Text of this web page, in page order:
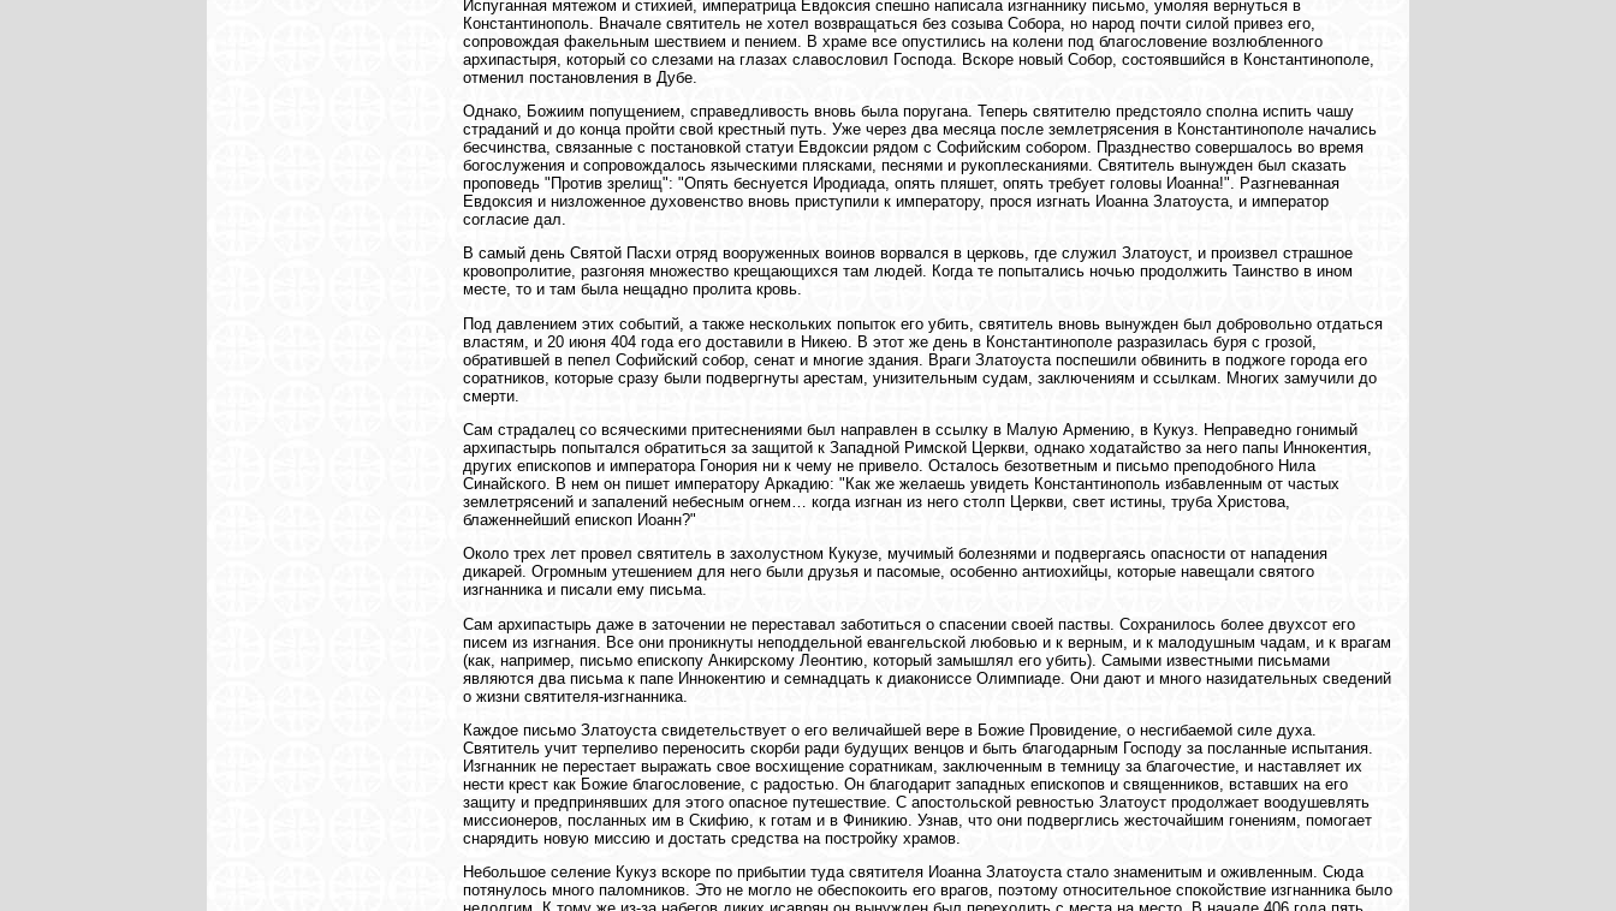
Испуганная мятежом и стихией, императрица Евдоксия спешно написала изгнаннику письмо, умоляя вернуться в
Константинополь. Вначале святитель не хотел возвращаться без созыва Собора, но народ почти силой привез его,
сопровождая факельным шествием и пением. В храме все опустились на колени под благословение возлюбленного
архипастыря, который со слезами на глазах славословил Господа. Вскоре новый Собор, состоявшийся в Константинополе,
отменил постановления в Дубе.
Однако, Божиим попущением, справедливость вновь была поругана. Теперь святителю предстояло сполна испить чашу
страданий и до конца пройти свой крестный путь. Уже через два месяца после землетрясения в Константинополе начались
бесчинства, связанные с постановкой статуи Евдоксии рядом с Софийским собором. Празднество совершалось во время
богослужения и сопровождалось языческими плясками, песнями и рукоплесканиями. Святитель вынужден был сказать
проповедь "Против зрелищ": "Опять беснуется Иродиада, опять пляшет, опять требует головы Иоанна!". Разгневанная
Евдоксия и низложенное духовенство вновь приступили к императору, прося изгнать Иоанна Златоуста, и император
согласие дал.
В самый день Святой Пасхи отряд вооруженных воинов ворвался в церковь, где служил Златоуст, и произвел страшное
кровопролитие, разгоняя множество крещающихся там людей. Когда те попытались ночью продолжить Таинство в ином
месте, то и там была нещадно пролита кровь.
Под давлением этих событий, а также нескольких попыток его убить, святитель вновь вынужден был добровольно отдаться
властям, и 20 июня 404 года его доставили в Никею. В этот же день в Константинополе разразилась буря с грозой,
обратившей в пепел Софийский собор, сенат и многие здания. Враги Златоуста поспешили обвинить в поджоге города его
соратников, которые сразу были подвергнуты арестам, унизительным судам, заключениям и ссылкам. Многих замучили до
смерти.
Сам страдалец со всяческими притеснениями был направлен в ссылку в Малую Армению, в Кукуз. Неправедно гонимый
архипастырь попытался обратиться за защитой к Западной Римской Церкви, однако ходатайство за него папы Иннокентия,
других епископов и императора Гонория ни к чему не привело. Осталось безответным и письмо преподобного Нила
Синайского. В нем он пишет императору Аркадию: "Как же желаешь увидеть Константинополь избавленным от частых
землетрясений и запалений небесным огнем… когда изгнан из него столп Церкви, свет истины, труба Христова,
блаженнейший епископ Иоанн?"
Около трех лет провел святитель в захолустном Кукузе, мучимый болезнями и подвергаясь опасности от нападения
дикарей. Огромным утешением для него были друзья и пасомые, особенно антиохийцы, которые навещали святого
изгнанника и писали ему письма.
Сам архипастырь даже в заточении не переставал заботиться о спасении своей паствы. Сохранилось более двухсот его
писем из изгнания. Все они проникнуты неподдельной евангельской любовью и к верным, и к малодушным чадам, и к врагам
(как, например, письмо епископу Анкирскому Леонтию, который замышлял его убить). Самыми известными письмами
являются два письма к папе Иннокентию и семнадцать к диакониссе Олимпиаде. Они дают и много назидательных сведений
о жизни святителя-изгнанника.
Каждое письмо Златоуста свидетельствует о его величайшей вере в Божие Провидение, о несгибаемой силе духа.
Святитель учит терпеливо переносить скорби ради будущих венцов и быть благодарным Господу за посланные испытания.
Изгнанник не перестает выражать свое восхищение соратникам, заключенным в темницу за благочестие, и наставляет их
нести крест как Божие благословение, с радостью. Он благодарит западных епископов и священников, вставших на его
защиту и предпринявших для этого опасное путешествие. С апостольской ревностью Златоуст продолжает воодушевлять
миссионеров, посланных им в Скифию, к готам и в Финикию. Узнав, что они подверглись жесточайшим гонениям, помогает
снарядить новую миссию и достать средства на постройку храмов.
Небольшое селение Кукуз вскоре по прибытии туда святителя Иоанна Златоуста стало знаменитым и оживленным. Сюда
потянулось много паломников. Это не могло не обеспокоить его врагов, поэтому относительное спокойствие изгнанника было